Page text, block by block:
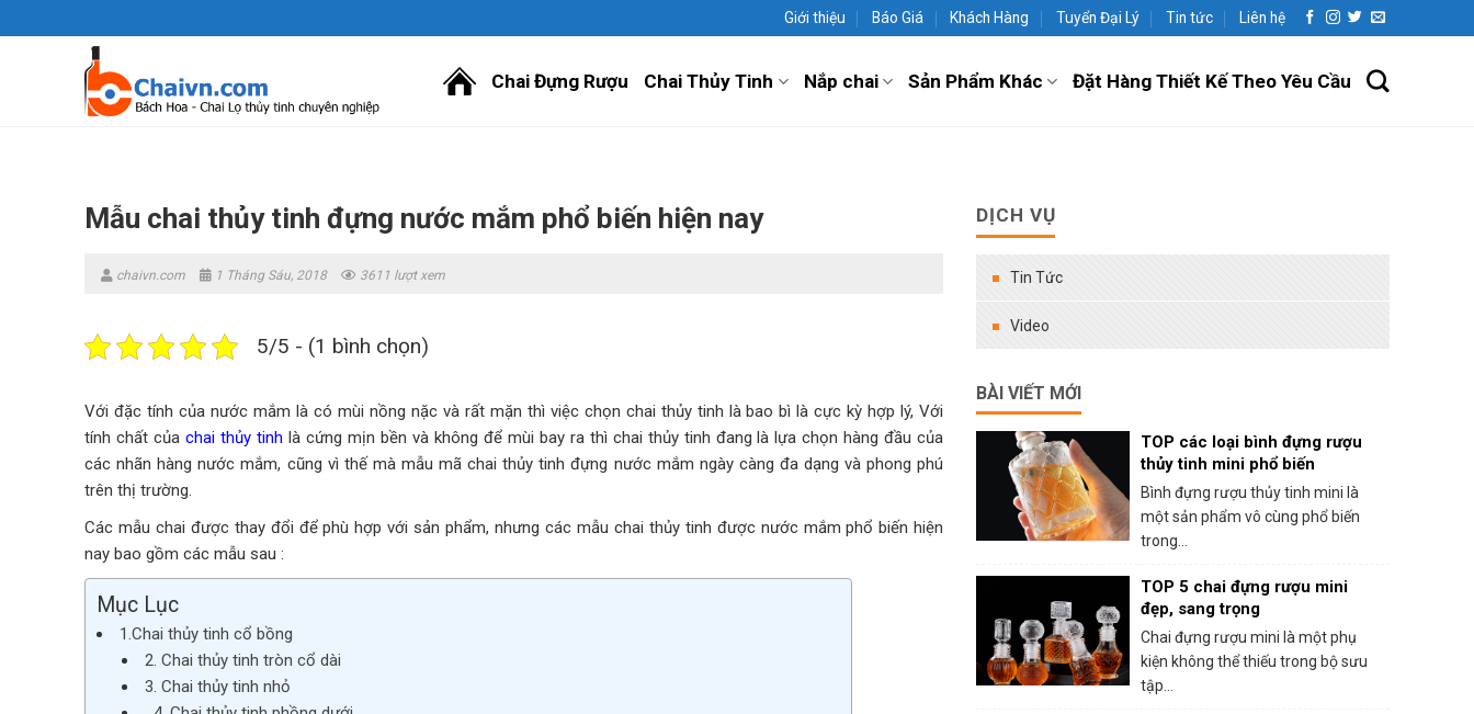
to
Giới thiệu Báo Giá Khách Hàng Tuyển Đại Lý Tin tức Liên hệ
Chai Đựng Rượu Chai Thủy Tinh Nắp chai Sản Phẩm Khác Đặt Hàng Thiết Kế Theo Yêu Cầu
Mẫu chai thủy tinh đựng nước mắm phổ biến hiện nay
chaivn.com 1 Tháng Sáu, 2018 3611 lượt xem
5/5 - (1 bình chọn)
Với đặc tính của nước mắm là có mùi nồng nặc và rất mặn thì việc chọn chai thủy tinh là bao bì là cực kỳ hợp lý, Với
tính chất của chai thủy tinh là cứng mịn bền và không để mùi bay ra thì chai thủy tinh đang là lựa chọn hàng đầu của
các nhãn hàng nước mắm, cũng vì thế mà mẫu mã chai thủy tinh đựng nước mắm ngày càng đa dạng và phong phú
trên thị trường.
Các mẫu chai được thay đổi để phù hợp với sản phẩm, nhưng các mẫu chai thủy tinh được nước mắm phổ biến hiện
nay bao gồm các mẫu sau :
Mục Lục
1.Chai thủy tinh cổ bồng
2. Chai thủy tinh tròn cổ dài
3. Chai thủy tinh nhỏ
DỊCH VỤ
Tin Tức
Video
BÀI VIẾT MỚI
TOP các loại bình đựng rượu
thủy tinh mini phổ biến
Bình đựng rượu thủy tinh mini là
một sản phẩm vô cùng phổ biến
trong...
TOP 5 chai đựng rượu mini
đẹp, sang trọng
Chai đựng rượu mini là một phụ
kiện không thể thiếu trong bộ sưu
tập...